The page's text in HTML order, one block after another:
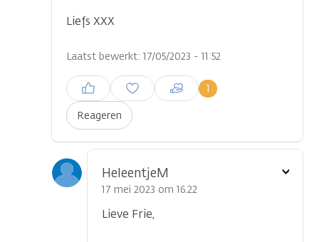
Liefs XXX
Laatst bewerkt: 17/05/2023 - 11:52
Reageren
1
Inloggen om een reactie te
plaatsen
HeleentjeM
17 mei 2023 om 16.22
Lieve Frie,
Toon